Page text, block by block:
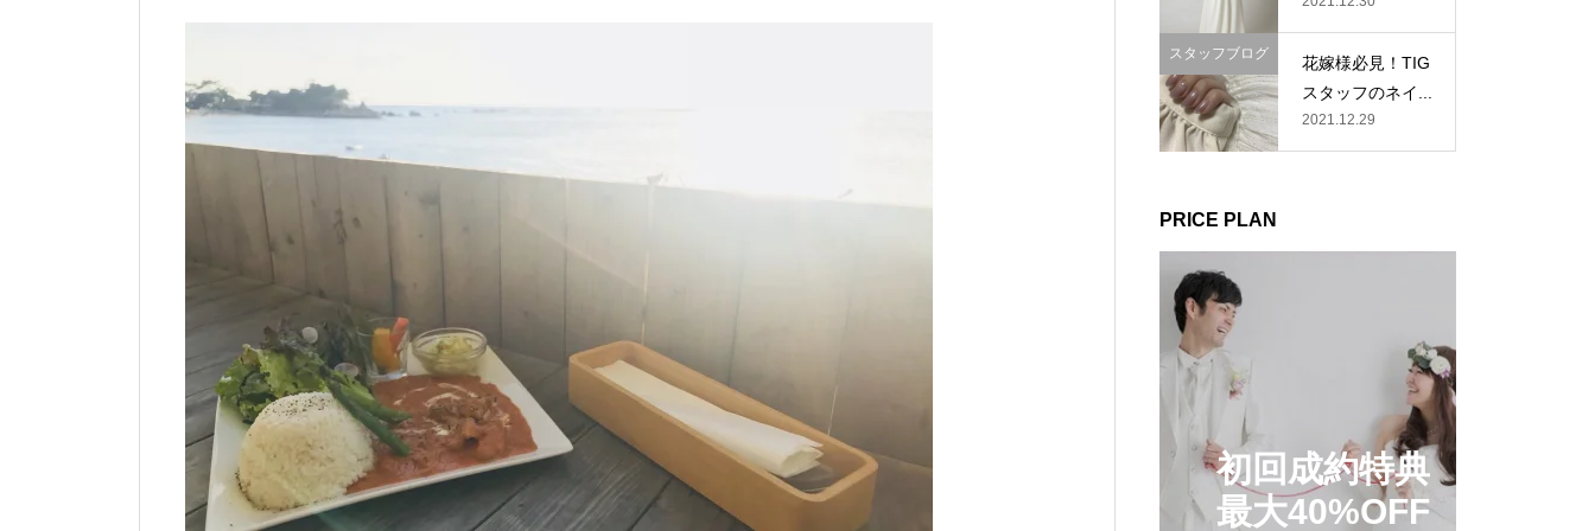
花嫁様必見！TIG
スタッフのネイ...
2021.12.29
スタッフブログ
PRICE PLAN
初回成約特典
最大40%OFF